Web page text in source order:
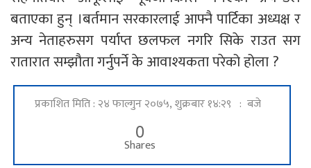
बताएका हुन् ।बर्तमान सरकारलाई आफ्नै पार्टिका अध्यक्ष र
अन्य नेताहरुसग पर्याप्त छलफल नगरि सिके राउत सग
रातारात सम्झौता गर्नुपर्ने के आवाश्यकता परेको होला ?
प्रकाशित मिति : २४ फाल्गुन २०७५, शुक्रबार १४:२९ : बजे
0
Shares